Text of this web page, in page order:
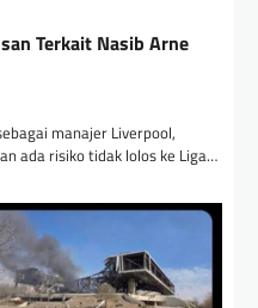
Terkait Nasib Arne
manajer Liverpool,
ada risiko tidak lolos ke Liga…